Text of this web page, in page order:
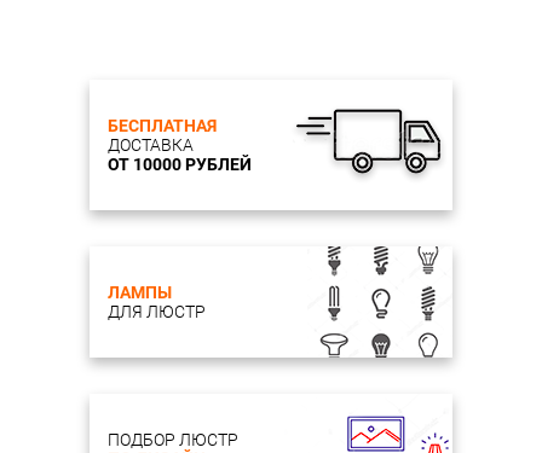
БЕСПЛАТНАЯ
ДОСТАВКА
ОТ 10000 РУБЛЕЙ
ЛАМПЫ
ДЛЯ ЛЮСТР
ПОДБОР ЛЮСТР